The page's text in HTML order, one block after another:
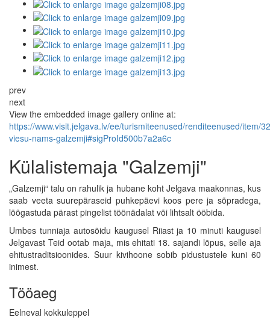
prev
next
View the embedded image gallery online at:
https://www.visit.jelgava.lv/ee/turismiteenused/renditeenused/item/
viesu-nams-galzemji#sigProId500b7a2a6c
Külalistemaja "Galzemji"
„Galzemji“ talu on rahulik ja hubane koht Jelgava maakonnas, kus
saab veeta suurepäraseid puhkepäevi koos pere ja sõpradega,
lõõgastuda pärast pingelist töönädalat või lihtsalt ööbida.
Umbes tunniaja autosõidu kaugusel Riiast ja 10 minuti kaugusel
Jelgavast Teid ootab maja, mis ehitati 18. sajandi lõpus, selle aja
ehitustraditsioonides. Suur kivihoone sobib pidustustele kuni 60
inimest.
Tööaeg
Eelneval kokkuleppel